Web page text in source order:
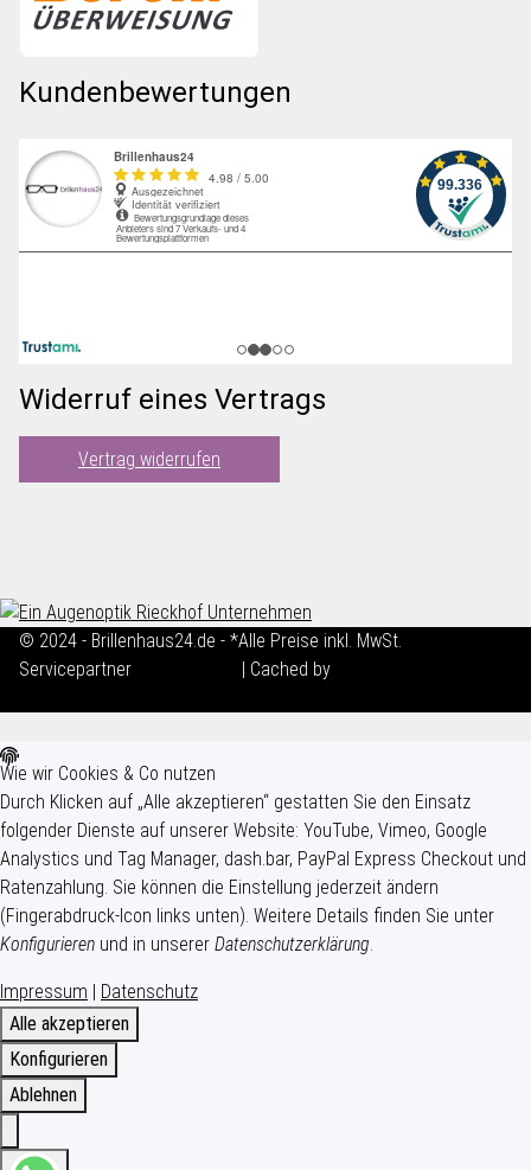
Kundenbewertungen
Widerruf eines Vertrags
Vertrag widerrufen
© 2024 - Brillenhaus24.de - *Alle Preise inkl. MwSt.
Servicepartner
| Cached by
Wie wir Cookies & Co nutzen
Durch Klicken auf „Alle akzeptieren“ gestatten Sie den Einsatz
folgender Dienste auf unserer Website: YouTube, Vimeo, Google
Analystics und Tag Manager, dash.bar, PayPal Express Checkout und
Ratenzahlung. Sie können die Einstellung jederzeit ändern
(Fingerabdruck-Icon links unten). Weitere Details finden Sie unter
Konfigurieren und in unserer Datenschutzerklärung.
Impressum | Datenschutz
Alle akzeptieren
Konfigurieren
Ablehnen